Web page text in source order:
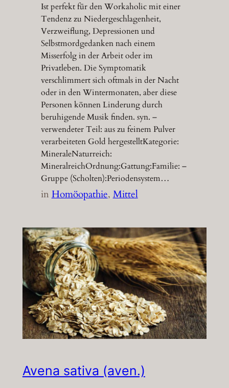
Ist perfekt für den Workaholic mit einer
Tendenz zu Niedergeschlagenheit,
Verzweiflung, Depressionen und
Selbstmordgedanken nach einem
Misserfolg in der Arbeit oder im
Privatleben. Die Symptomatik
verschlimmert sich oftmals in der Nacht
oder in den Wintermonaten, aber diese
Personen können Linderung durch
beruhigende Musik finden. syn. –
verwendeter Teil: aus zu feinem Pulver
verarbeiteten Gold hergestelltKategorie:
MineraleNaturreich:
MineralreichOrdnung:Gattung:Familie: –
Gruppe (Scholten):Periodensystem…
inHomöopathie, Mittel
Avena sativa (aven.)